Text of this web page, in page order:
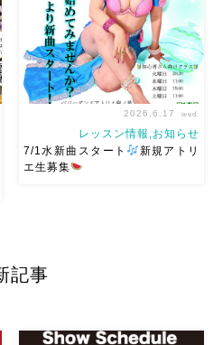
Show 】 Guest DancerTixi
[…]
踊ることでリフレッシュ
2026.6.17 wed.
レッスン情報,お知らせ
7/1水新曲スタート
新規アトリ
エ生募集
記事